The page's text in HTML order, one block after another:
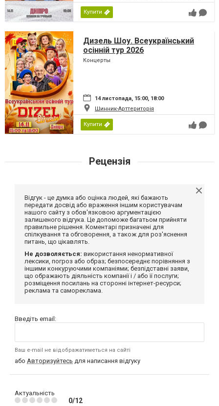
Купити
Дизель Шоу. Всеукраїнський
осінній тур 2026
Концерты
14 листопада, 15:00, 18:00
Шинник-Арттериторія
Купити
Рецензія
Відгук - це думка або оцінка людей, які бажають
передати досвід або враження іншим користувачам
нашого сайту з обов'язковою аргументацією
залишеного відгука. Це допоможе багатьом прийняти
правильне рішення. Коментарі призначені для
спілкування та обговорення, а також для роз'яснення
питань, що цікавлять.
Не дозволяється: використання ненормативної
лексики, погроз або образ; безпосереднє порівняння з
іншими конкуруючими компаніями; безпідставні заяви,
що ображають діяльність компанії і / або її послуги;
розміщення посилань на сторонні інтернет-ресурси;
реклама та самореклама.
Введіть email:
Ваш e-mail не відображатиметься на сайті
або Авторизуйтесь для написання відгуку
Актуальність
0/12